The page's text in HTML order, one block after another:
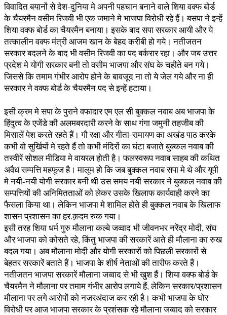
विवादित बयानों से देश-दुनिया मे अपनी पहचान बनाने वाले शिया वक्फ बोर्ड
के चैयरमैन वसीम रिजवी भी एक जमाने मे भाजपा विरोधी रहे हैं। बसपा ने इन्हें
शिया वक्फ बोर्ड का चैयरमैन बनाया। इसके बाद सपा सरकार आयी और ये
तत्कालीन वक्फ मंत्री आजम खान के बेहद करीबी हो गये। नतीजतन
सरकार बदलने के बाद भी वसीम रिजवी का पद बर्करार रहा। और जब उत्तर
प्रदेश मे योगी सरकार बनी तो वसीम भाजपा और संघ के चहीते बन गये।
जिससे कि तमाम गंभीर आरोप होने के बावजूद ना तो ये जेल गये और ना ही
सरकार ने वक्फ बोर्ड के चैयरमैन पद से इन्हें हटाया।
इसी क्रम मे सपा के पुराने वफादार एम एल सी बुक्कल नवाब अब भाजपा के
हिंदुत्व के एजेंडे की अलमबरदारी करने के साथ गंगा जमुनी तहजीब की
मिसालें पेश करते रहते हैं। गौ रक्षा और गीता-रामायण का अखंड पाठ करके
कभी वो सुर्खियों मे रहते हैं तो कभी मंदिरों का घंटा बजाते बुक्कल नवाब की
तस्वीरें सोशल मीडिया मे वायरल होती है। फलस्वरूप नवाब साहब की कथित
अवैध सम्पत्ति महफूज है। मालूम हो कि जब बुक्कल नवाब सपा मे थे और यूपी
मे नयी-नयी योगी सरकार बनी थी उस समय नयी सरकार ने बुक्कल नवाब की
सम्पत्तियों की अनिमितताओं को लेकर उसके खिलाफ कार्यवाही करने का
फैसला किया था। लेकिन भाजपा मे शामिल होते ही बुक्कल नवाब के खिलाफ
शासन प्रशासन का हर.क़दम रुक गया।
इसी तरह शिया धर्म गुरु मौलाना कल्बे जव्वाद भी जीवनभर नरेंद्र मोदी, संघ
और भाजपा को कोसते रहे, किंतु भाजपा की सरकारें आते ही मौलाना का रुख
बदल गया। अब मौलाना मोदी और योगी सरकारों को पिछली सरकारों से
बेहतर सरकारें बताते हैं। भाजपा के शीर्ष नेताओं की तारीफ करते हैं।
नतीजतन भाजपा सरकारें मौलाना जव्वाद से भी खुश हैं। शिया वक्फ बोर्ड के
चैयरमैन ने मौलाना पर तमाम गंभीर आरोप लगाये हैं, लेकिन सरकार/प्रशासन
मौलाना पर लगे आरोपों को नजरअंदाज कर रही है। कभी भाजपा के घोर
विरोधी पर आज भाजपा सरकार के प्रशंसक रहे मौलाना जव्वाद को सरकार